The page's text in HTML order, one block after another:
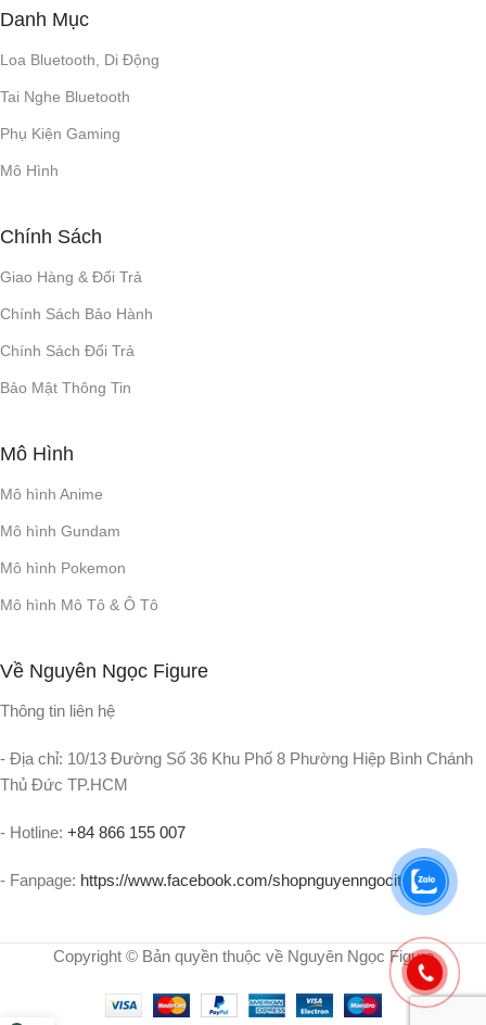
Danh Mục
Loa Bluetooth, Di Động
Tai Nghe Bluetooth
Phụ Kiện Gaming
Mô Hình
Chính Sách
Giao Hàng & Đổi Trả
Chính Sách Bảo Hành
Chính Sách Đổi Trả
Bảo Mật Thông Tin
Mô Hình
Mô hình Anime
Mô hình Gundam
Mô hình Pokemon
Mô hình Mô Tô & Ô Tô
Về Nguyên Ngọc Figure
Thông tin liên hệ
- Địa chỉ: 10/13 Đường Số 36 Khu Phố 8 Phường Hiệp Bình Chánh
Thủ Đức TP.HCM
- Hotline: +84 866 155 007
- Fanpage: https://www.facebook.com/shopnguyenngocit
Copyright © Bản quyền thuộc về Nguyên Ngọc Figure